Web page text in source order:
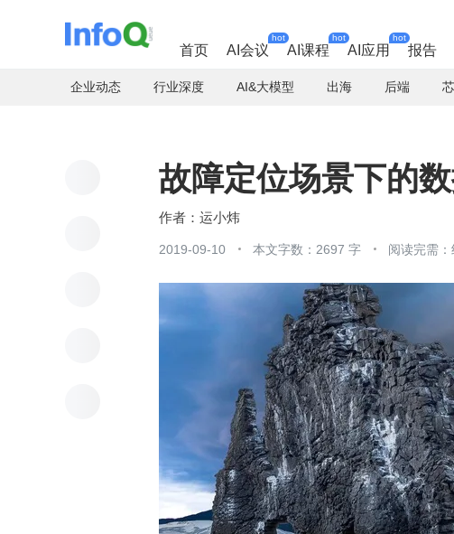
首页 AI会议
hot
AI课程
hot
AI应用
hot
报告
企业动态 行业深度 AI&大模型 出海 后端
故障定位场景下的
运小炜
2019-09-10 本文字数：2697 字 阅读完需